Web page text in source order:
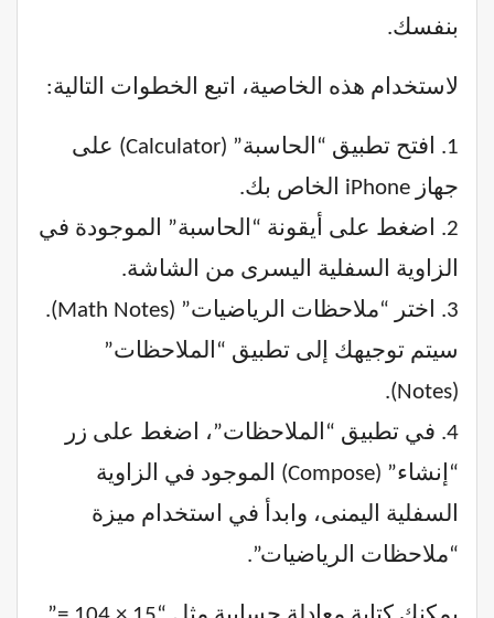
بنفسك.
لاستخدام هذه الخاصية، اتبع الخطوات التالية:
1. افتح تطبيق “الحاسبة” (Calculator) على
جهاز iPhone الخاص بك.
2. اضغط على أيقونة “الحاسبة” الموجودة في
الزاوية السفلية اليسرى من الشاشة.
3. اختر “ملاحظات الرياضيات” (Math Notes).
سيتم توجيهك إلى تطبيق “الملاحظات”
(Notes).
4. في تطبيق “الملاحظات”، اضغط على زر
“إنشاء” (Compose) الموجود في الزاوية
السفلية اليمنى، وابدأ في استخدام ميزة
“ملاحظات الرياضيات”.